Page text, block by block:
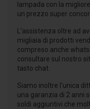
lampada con la
un prezzo super
L'assistenza oltre ad
migliaia di prodotti
compreso anche
consultare sul nostro
tasto chat.
Siamo inoltre l'unica
una garanzia di 2 anni
soldi aggiuntivi che